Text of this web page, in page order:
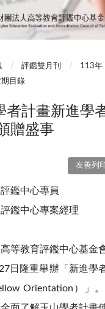
評鑑雙月刊
113年
目錄
者計畫新進學
贈盛事
友善列
鑑中心專員
中心專案經理
等教育評鑑中心基金
日隆重舉辦「新進學
Orientation）」